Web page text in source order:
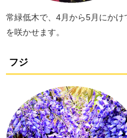
常緑低木で、4月から5月にか
を咲かせます。
フジ